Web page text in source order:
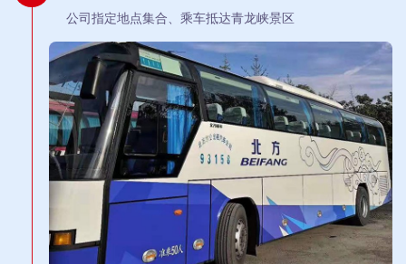
公司指定地点集合、乘车抵达青龙峡景区